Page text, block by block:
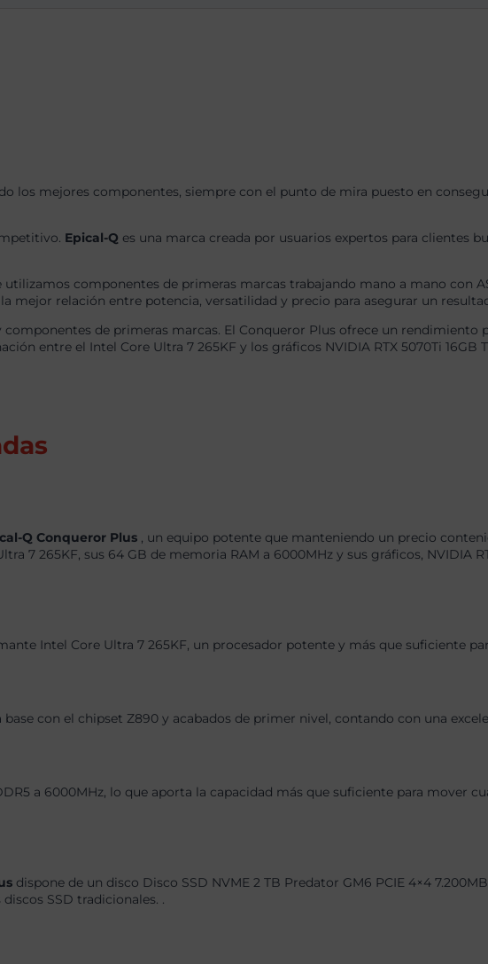
los mejores componentes, siempre con el punto de mira puesto en
Epical-Q es una marca creada por usuarios expertos para clientes
componentes de primeras marcas trabajando mano a mano con
mejor relación entre potencia, versatilidad y precio para asegurar un
de primeras marcas. El Conqueror Plus ofrece un
entre el Intel Core Ultra 7 265KF y los gráficos NVIDIA RTX 5070Ti 16GB
Q Conqueror Plus , un equipo potente que manteniendo un precio
7 265KF, sus 64 GB de memoria RAM a 6000MHz y sus gráficos, NVIDIA
Intel Core Ultra 7 265KF, un procesador potente y más que suficiente
con el chipset Z890 y acabados de primer nivel, contando con una
a 6000MHz, lo que aporta la capacidad más que suficiente para mover
dispone de un disco Disco SSD NVME 2 TB Predator GM6 PCIE 4×4
SSD tradicionales. .